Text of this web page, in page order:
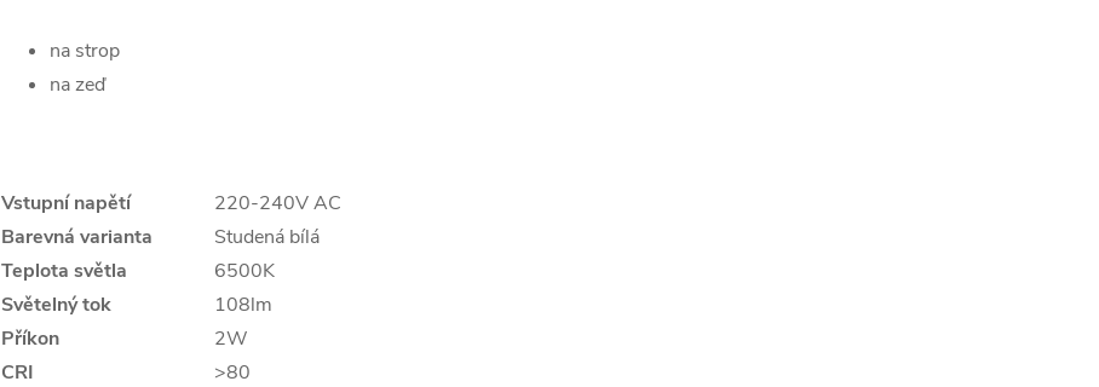
na strop
na zeď
Vstupní napětí
220-240V AC
Barevná varianta
Studená bílá
Teplota světla
6500K
Světelný tok
108lm
Příkon
2W
CRI
>80